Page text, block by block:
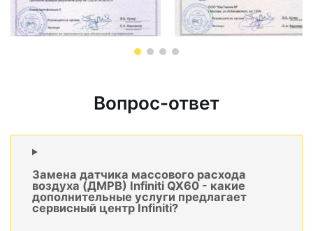
Вопрос-ответ
Замена датчика массового расхода
воздуха (ДМРВ) Infiniti QX60 - какие
дополнительные услуги предлагает
сервисный центр Infiniti?